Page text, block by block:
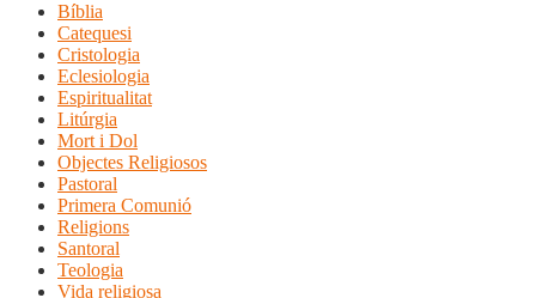
Bíblia
Catequesi
Cristologia
Eclesiologia
Espiritualitat
Litúrgia
Mort i Dol
Objectes Religiosos
Pastoral
Primera Comunió
Religions
Santoral
Teologia
Vida religiosa